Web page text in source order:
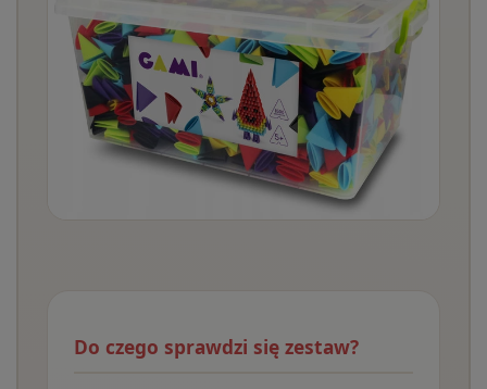
Do czego sprawdzi się zestaw?